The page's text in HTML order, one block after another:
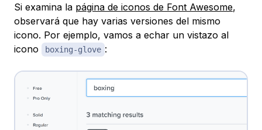
Si examina la página de iconos de Font Awesome,
observará que hay varias versiones del mismo
icono. Por ejemplo, vamos a echar un vistazo al
icono
boxing-glove :